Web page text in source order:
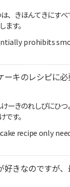
、きほんてきにす
す。
prohibits
キのレシピに必
ーきのれしぴにひつ
す。
recipe only
好きなのですが